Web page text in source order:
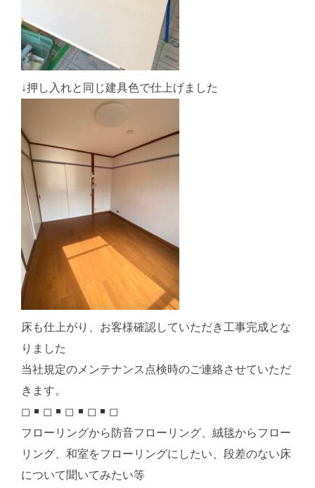
↓押し入れと同じ建具色で仕上げました
床も仕上がり、お客様確認していただき工事完成とな
りました
当社規定のメンテナンス点検時のご連絡させていただ
きます。
◻︎
◻︎ ◻︎ ◻︎
◻︎
フローリングから防音フローリング、絨毯からフロー
リング、和室をフローリングにしたい、段差のない床
について聞いてみたい等